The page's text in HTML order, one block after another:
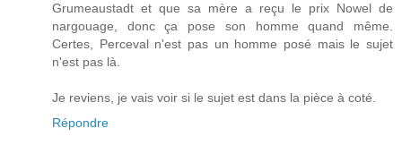
Grumeaustadt et que sa mère a reçu le prix Nowel de
nargouage, donc ça pose son homme quand même.
Certes, Perceval n'est pas un homme posé mais le sujet
n'est pas là.
Je reviens, je vais voir si le sujet est dans la pièce à coté.
Répondre